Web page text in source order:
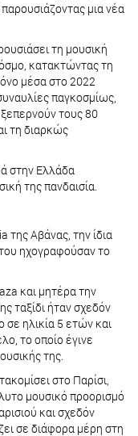
μια νέα
τη μουσική
κατακτώντας τη
μέσα στο 2022
παγκοσμίως,
τους 80
τη διαρκώς
στην Ελλάδα
της πανδαισία.
της Αβάνας, την ίδια
ηχογραφούσαν το
και μητέρα την
ταξίδι ήταν σχεδόν
σε ηλικία 5 ετών και
το οποίο έγινε
της.
στο Παρίσι,
μουσικό προορισμό
και σχεδόν
σε διάφορα μέρη στη